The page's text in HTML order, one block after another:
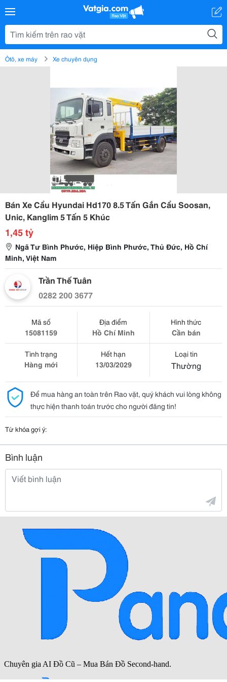
Ôtô, xe máy Xe chuyên dụng
Bán Xe Cẩu Hyundai Hd170 8.5 Tấn Gắn Cẩu Soosan,
Unic, Kanglim 5 Tấn 5 Khúc
1,45 tỷ
Ngã Tư Bình Phước, Hiệp Bình Phước, Thủ Đức, Hồ Chí
Minh, Việt Nam
Trần Thế Tuân
0282 200 3677
Mã số
15081159
Địa điểm
Hồ Chí Minh
Hình thức
Cần bán
Tình trạng
Hàng mới
Hết hạn
13/03/2029
Loại tin
Thường
Để mua hàng an toàn trên Rao vặt, quý khách vui lòng không
thực hiện thanh toán trước cho người đăng tin!
Từ khóa gợi ý:
Bình luận